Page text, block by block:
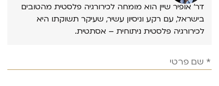
דר’ אופיר שיין הוא מומחה לכירורגיה פלסטית מהטובים
בישראל, עם רקע וניסיון עשיר, שעיקר תשוקתו היא
לכירורגיה פלסטית ניתוחית – אסתטית.